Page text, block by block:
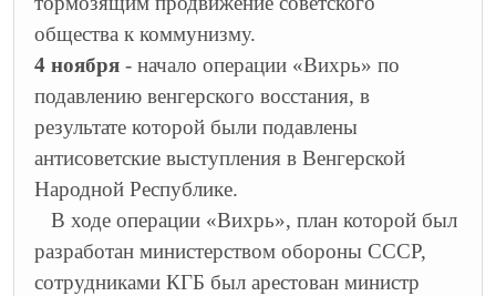
общества к коммунизму.
4 ноября - начало операции «Вихрь» по
подавлению венгерского восстания, в
результате которой были подавлены
антисоветские выступления в Венгерской
Народной Республике.
В ходе операции «Вихрь», план которой был
разработан министерством обороны СССР,
сотрудниками КГБ был арестован министр